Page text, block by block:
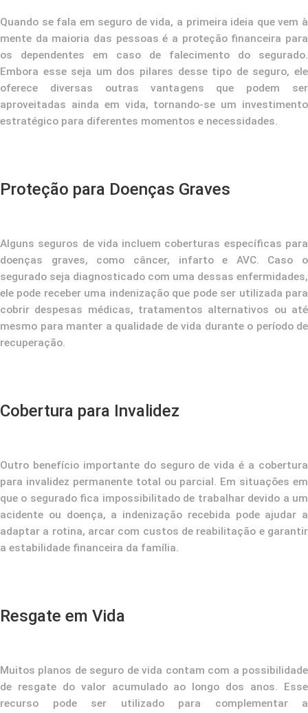
Quando se fala em seguro de vida, a primeira ideia que vem à
mente da maioria das pessoas é a proteção financeira para
os dependentes em caso de falecimento do segurado.
Embora esse seja um dos pilares desse tipo de seguro, ele
oferece diversas outras vantagens que podem ser
aproveitadas ainda em vida, tornando-se um investimento
estratégico para diferentes momentos e necessidades.
Proteção para Doenças Graves
Alguns seguros de vida incluem coberturas específicas para
doenças graves, como câncer, infarto e AVC. Caso o
segurado seja diagnosticado com uma dessas enfermidades,
ele pode receber uma indenização que pode ser utilizada para
cobrir despesas médicas, tratamentos alternativos ou até
mesmo para manter a qualidade de vida durante o período de
recuperação.
Cobertura para Invalidez
Outro benefício importante do seguro de vida é a cobertura
para invalidez permanente total ou parcial. Em situações em
que o segurado fica impossibilitado de trabalhar devido a um
acidente ou doença, a indenização recebida pode ajudar a
adaptar a rotina, arcar com custos de reabilitação e garantir
a estabilidade financeira da família.
Resgate em Vida
Muitos planos de seguro de vida contam com a possibilidade
de resgate do valor acumulado ao longo dos anos. Esse
recurso pode ser utilizado para complementar a